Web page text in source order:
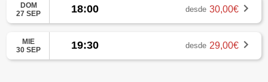
DOM
27 SEP
18:00 desde 30,00€
MIE
30 SEP
19:30 desde 29,00€